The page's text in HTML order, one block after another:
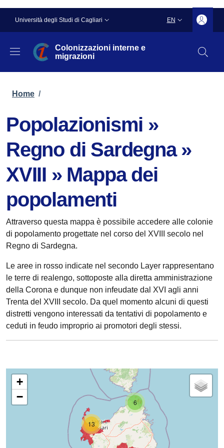
Slim top
Università degli Studi di Cagliari
LANGUAGE
EN
Colonizzazioni interne e
migrazioni
Breadcrumb
Home /
Popolazionismi »
Regno di Sardegna »
XVIII » Mappa dei
popolamenti
Attraverso questa mappa è possibile accedere alle colonie
di popolamento progettate nel corso del XVIII secolo nel
Regno di Sardegna.
Le aree in rosso indicate nel secondo Layer rappresentano
le terre di realengo, sottoposte alla diretta amministrazione
della Corona e dunque non infeudate dal XVI agli anni
Trenta del XVIII secolo. Da quel momento alcuni di questi
distretti vengono interessati da tentativi di popolamento e
ceduti in feudo improprio ai promotori degli stessi.
6
13
+
−